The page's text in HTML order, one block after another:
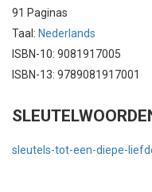
91 Paginas
Taal: Nederlands
ISBN-10: 9081917005
ISBN-13: 9789081917001
sleutels-tot-een-diepe-